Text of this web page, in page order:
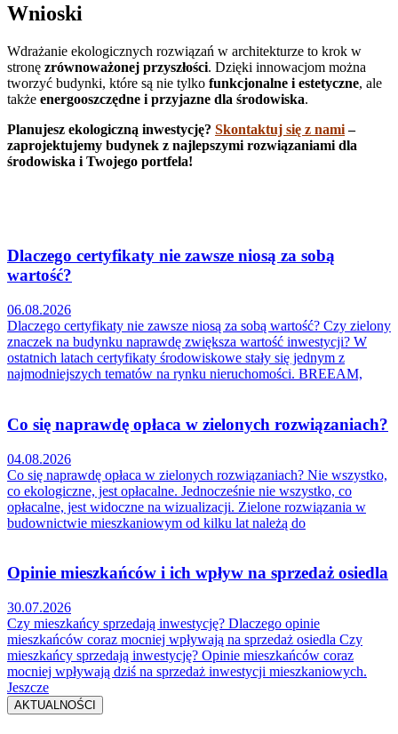
Wnioski
Wdrażanie ekologicznych rozwiązań w architekturze to krok w
stronę zrównoważonej przyszłości. Dzięki innowacjom można
tworzyć budynki, które są nie tylko funkcjonalne i estetyczne, ale
także energooszczędne i przyjazne dla środowiska.
Planujesz ekologiczną inwestycję? Skontaktuj się z nami–
zaprojektujemy budynek z najlepszymi rozwiązaniami dla
środowiska i Twojego portfela!
Dlaczego certyfikaty nie zawsze niosą za sobą
wartość?
06.08.2026
Dlaczego certyfikaty nie zawsze niosą za sobą wartość? Czy zielony
znaczek na budynku naprawdę zwiększa wartość inwestycji? W
ostatnich latach certyfikaty środowiskowe stały się jednym z
najmodniejszych tematów na rynku nieruchomości. BREEAM,
Co się naprawdę opłaca w zielonych rozwiązaniach?
04.08.2026
Co się naprawdę opłaca w zielonych rozwiązaniach? Nie wszystko,
co ekologiczne, jest opłacalne. Jednocześnie nie wszystko, co
opłacalne, jest widoczne na wizualizacji. Zielone rozwiązania w
budownictwie mieszkaniowym od kilku lat należą do
Opinie mieszkańców i ich wpływ na sprzedaż osiedla
30.07.2026
Czy mieszkańcy sprzedają inwestycję? Dlaczego opinie
mieszkańców coraz mocniej wpływają na sprzedaż osiedla Czy
mieszkańcy sprzedają inwestycję? Opinie mieszkańców coraz
mocniej wpływają dziś na sprzedaż inwestycji mieszkaniowych.
Jeszcze
AKTUALNOŚCI